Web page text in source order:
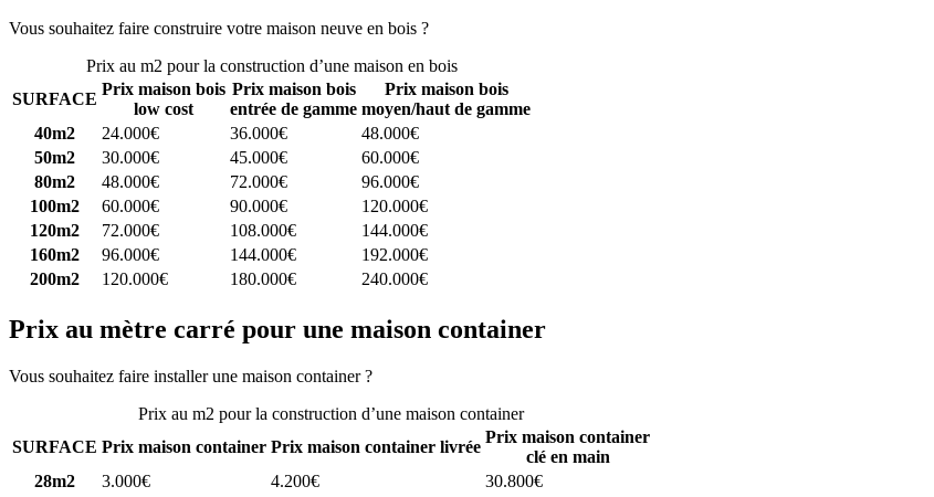
Vous souhaitez faire construire votre maison neuve en bois ?
Prix au m2 pour la construction d’une maison en bois
SURFACE
Prix maison bois
low cost
Prix maison bois
entrée de gamme
Prix maison bois
moyen/haut de gamme
40m2
24.000€ 36.000€
48.000€
50m2
30.000€ 45.000€
60.000€
80m2
48.000€ 72.000€
96.000€
100m2
60.000€ 90.000€
120.000€
120m2
72.000€ 108.000€
144.000€
160m2
96.000€ 144.000€
192.000€
200m2
120.000€ 180.000€ 240.000€
Prix au mètre carré pour une maison container
Vous souhaitez faire installer une maison container ?
Prix au m2 pour la construction d’une maison container
SURFACE Prix maison container Prix maison container livrée
Prix maison container
clé en main
28m2
3.000€ 4.200€
30.800€